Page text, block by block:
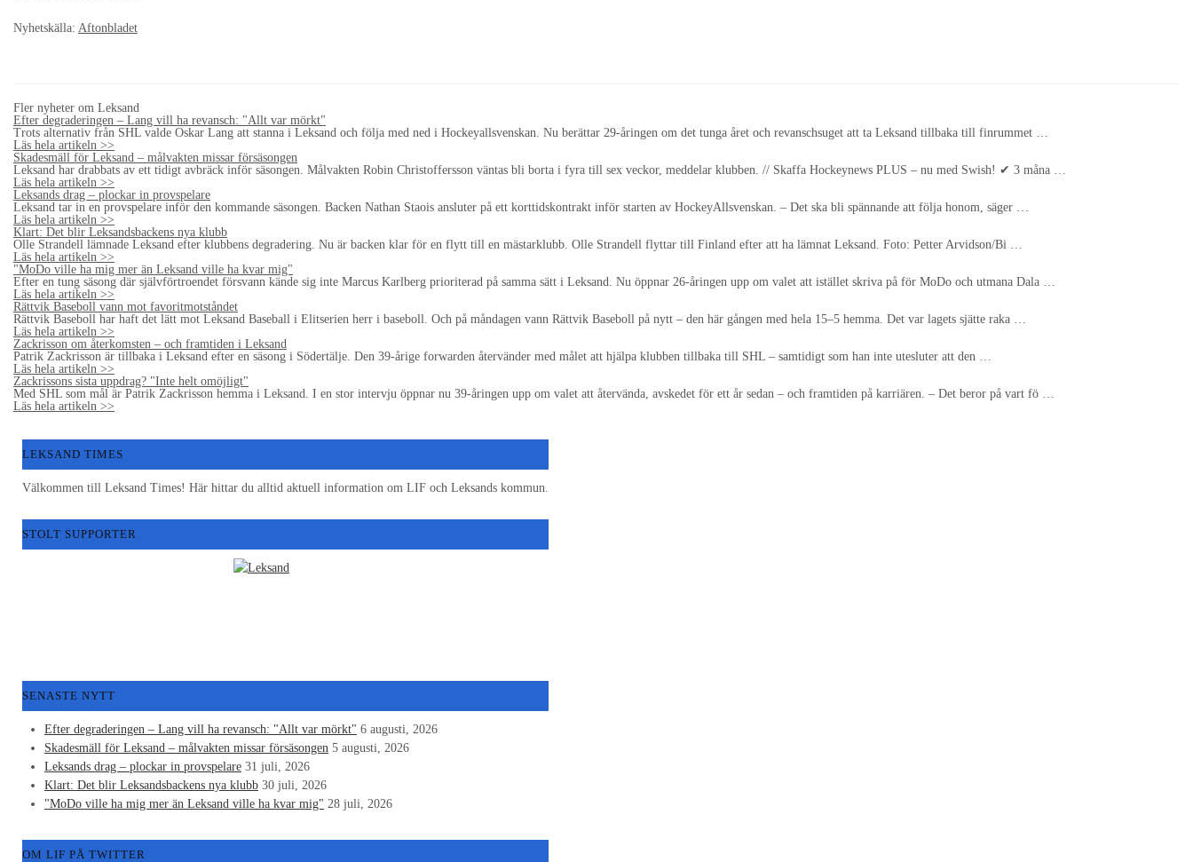
Nyhetskälla: Aftonbladet
Fler nyheter om Leksand
Efter degraderingen – Lang vill ha revansch: "Allt var mörkt"
Trots alternativ från SHL valde Oskar Lang att stanna i Leksand och följa med ned i Hockeyallsvenskan. Nu berättar 29-åringen om det tunga året och revanschsuget att ta Leksand tillbaka till finrummet …
Läs hela artikeln >>
Skadesmäll för Leksand – målvakten missar försäsongen
Leksand har drabbats av ett tidigt avbräck inför säsongen. Målvakten Robin Christoffersson väntas bli borta i fyra till sex veckor, meddelar klubben. // Skaffa Hockeynews PLUS – nu med Swish! ✔ 3 måna …
Läs hela artikeln >>
Leksands drag – plockar in provspelare
Leksand tar in en provspelare inför den kommande säsongen. Backen Nathan Staois ansluter på ett korttidskontrakt inför starten av HockeyAllsvenskan. – Det ska bli spännande att följa honom, säger …
Läs hela artikeln >>
Klart: Det blir Leksandsbackens nya klubb
Olle Strandell lämnade Leksand efter klubbens degradering. Nu är backen klar för en flytt till en mästarklubb. Olle Strandell flyttar till Finland efter att ha lämnat Leksand. Foto: Petter Arvidson/Bi …
Läs hela artikeln >>
"MoDo ville ha mig mer än Leksand ville ha kvar mig"
Efter en tung säsong där självförtroendet försvann kände sig inte Marcus Karlberg prioriterad på samma sätt i Leksand. Nu öppnar 26-åringen upp om valet att istället skriva på för MoDo och utmana Dala …
Läs hela artikeln >>
Rättvik Baseboll vann mot favoritmotståndet
Rättvik Baseboll har haft det lätt mot Leksand Baseball i Elitserien herr i baseboll. Och på måndagen vann Rättvik Baseboll på nytt – den här gången med hela 15–5 hemma. Det var lagets sjätte raka …
Läs hela artikeln >>
Zackrisson om återkomsten – och framtiden i Leksand
Patrik Zackrisson är tillbaka i Leksand efter en säsong i Södertälje. Den 39-årige forwarden återvänder med målet att hjälpa klubben tillbaka till SHL – samtidigt som han inte utesluter att den …
Läs hela artikeln >>
Zackrissons sista uppdrag? "Inte helt omöjligt"
Med SHL som mål är Patrik Zackrisson hemma i Leksand. I en stor intervju öppnar nu 39-åringen upp om valet att återvända, avskedet för ett år sedan – och framtiden på karriären. – Det beror på vart fö …
Läs hela artikeln >>
LEKSAND TIMES
Välkommen till Leksand Times! Här hittar du alltid aktuell information om LIF och Leksands kommun.
STOLT SUPPORTER
SENASTE NYTT
Efter degraderingen – Lang vill ha revansch: "Allt var mörkt" 6 augusti, 2026
Skadesmäll för Leksand – målvakten missar försäsongen 5 augusti, 2026
Leksands drag – plockar in provspelare 31 juli, 2026
Klart: Det blir Leksandsbackens nya klubb 30 juli, 2026
"MoDo ville ha mig mer än Leksand ville ha kvar mig" 28 juli, 2026
OM LIF PÅ TWITTER